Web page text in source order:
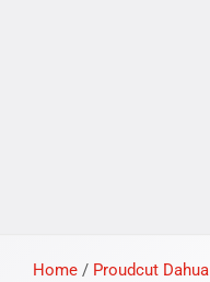
Home / Proudcut Dahua